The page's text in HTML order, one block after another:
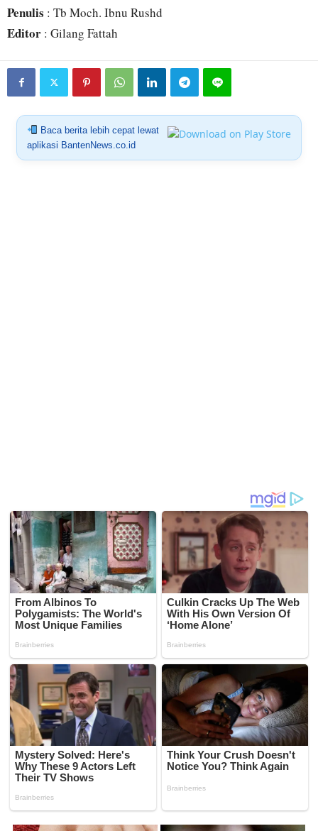
Penulis : Tb Moch. Ibnu Rushd
Editor : Gilang Fattah
Baca berita lebih cepat lewat
aplikasi BantenNews.co.id